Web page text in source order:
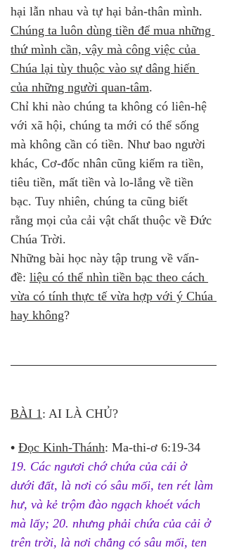
hại lẫn nhau và tự hại bản-thân mình.
Chúng ta luôn dùng tiền để mua những
thứ mình cần, vậy mà công việc của
Chúa lại tùy thuộc vào sự dâng hiến
của những người quan-tâm.
Chỉ khi nào chúng ta không có liên-hệ
với xã hội, chúng ta mới có thể sống
mà không cần có tiền. Như bao người
khác, Cơ-đốc nhân cũng kiếm ra tiền,
tiêu tiền, mất tiền và lo-lắng về tiền
bạc. Tuy nhiên, chúng ta cũng biết
rằng mọi của cải vật chất thuộc về Đức
Chúa Trời.
Những bài học này tập trung về vấn-
đề: liệu có thể nhìn tiền bạc theo cách
vừa có tính thực tế vừa hợp với ý Chúa
hay không?
BÀI 1: AI LÀ CHỦ?
• Đọc Kinh-Thánh: Ma-thi-ơ 6:19-34
19. Các ngươi chớ chứa của cải ở
dưới đất, là nơi có sâu mối, ten rét làm
hư, và kẻ trộm đào ngạch khoét vách
mà lấy; 20. nhưng phải chứa của cải ở
trên trời, là nơi chẳng có sâu mối, ten